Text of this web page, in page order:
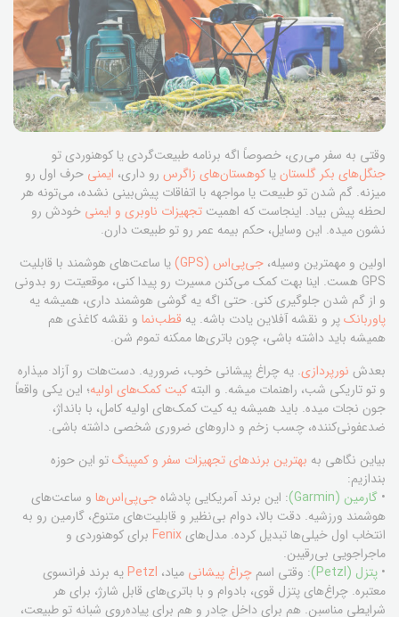
وقتی به سفر می‌ری، خصوصاً اگه برنامه طبیعت‌گردی یا کوهنوردی تو
جنگل‌های بکر گلستانیاکوهستان‌های زاگرس رو داری، ایمنی حرف اول رو
میزنه. گم شدن تو طبیعت یا مواجهه با اتفاقات پیش‌بینی نشده، می‌تونه هر
لحظه پیش بیاد. اینجاست که اهمیت تجهیزات ناوبری و ایمنی خودش رو
نشون میده. این وسایل، حکم بیمه عمر رو تو طبیعت دارن.
اولین و مهمترین وسیله، جی‌پی‌اس (GPS)
یا ساعت‌های هوشمند با قابلیت
GPS هست. اینا بهت کمک می‌کنن مسیرت رو پیدا کنی، موقعیتت رو بدونی
و از گم شدن جلوگیری کنی. حتی اگه یه گوشی هوشمند داری، همیشه یه
پاوربانکپر و نقشه آفلاین یادت باشه. یه قطب‌نما و نقشه کاغذی هم
همیشه باید داشته باشی، چون باتری‌ها ممکنه تموم شن.
بعدش نورپردازی. یه چراغ پیشانی خوب، ضروریه. دست‌هات رو آزاد میذاره
و تو تاریکی شب، راهنمات میشه. و البته کیت کمک‌های اولیه؛ این یکی واقعاً
جون نجات میده. باید همیشه یه کیت کمک‌های اولیه کامل، با بانداژ،
ضدعفونی‌کننده، چسب زخم و داروهای ضروری شخصی داشته باشی.
بیاین نگاهی به بهترین برندهای تجهیزات سفر و کمپینگتو این حوزه
بندازیم:
• گارمین (Garmin) : این برند آمریکایی پادشاهجی‌پی‌اس‌ها و ساعت‌های
هوشمند ورزشیه. دقت بالا، دوام بی‌نظیر و قابلیت‌های متنوع، گارمین رو به
انتخاب اول خیلی‌ها تبدیل کرده. مدل‌هایFenix برای کوهنوردی و
ماجراجویی بی‌رقیبن.
• پتزل (Petzl) : وقتی اسم چراغ پیشانی میاد، Petzlیه برند فرانسوی
معتبره. چراغ‌های پتزل قوی، بادوام و با باتری‌های قابل شارژ، برای هر
شرایطی مناسبن. هم برای داخل چادر و هم برای پیاده‌روی شبانه تو طبیعت،